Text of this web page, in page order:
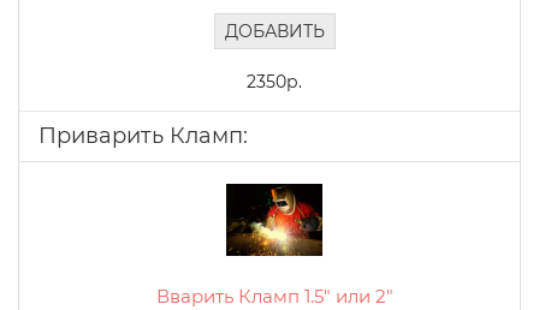
ДОБАВИТЬ
2350р.
Приварить Кламп:
Вварить Кламп 1.5" или 2"